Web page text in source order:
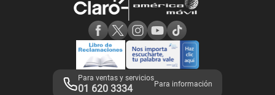
Adquirientes iPhone 6, 6S y SE
Mensaje de Seguridad
Términos y Condiciones de Tienda Claro
Libro de Reclamaciones
Legales de marketplace
Para ventas y servicios
01 620 3334 Para información